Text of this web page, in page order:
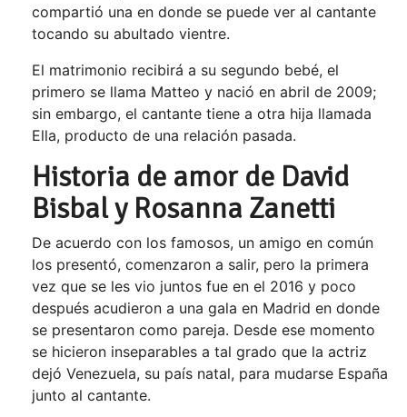
compartió una en donde se puede ver al cantante
tocando su abultado vientre.
El matrimonio recibirá a su segundo bebé, el
primero se llama Matteo y nació en abril de 2009;
sin embargo, el cantante tiene a otra hija llamada
Ella, producto de una relación pasada.
Historia de amor de David
Bisbal y Rosanna Zanetti
De acuerdo con los famosos, un amigo en común
los presentó, comenzaron a salir, pero la primera
vez que se les vio juntos fue en el 2016 y poco
después acudieron a una gala en Madrid en donde
se presentaron como pareja. Desde ese momento
se hicieron inseparables a tal grado que la actriz
dejó Venezuela, su país natal, para mudarse España
junto al cantante.